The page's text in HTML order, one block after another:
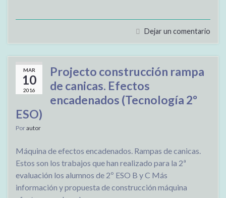
Dejar un comentario
MAR
10
2016
Projecto construcción rampa
de canicas. Efectos
encadenados (Tecnología 2º
ESO)
Porautor
Máquina de efectos encadenados. Rampas de canicas.
Estos son los trabajos que han realizado para la 2ª
evaluación los alumnos de 2º ESO B y C Más
información y propuesta de construcción máquina